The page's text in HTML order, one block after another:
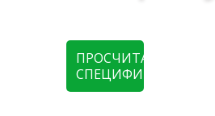
ПРОСЧИТАТЬ
СПЕЦИФИКАЦИЮ